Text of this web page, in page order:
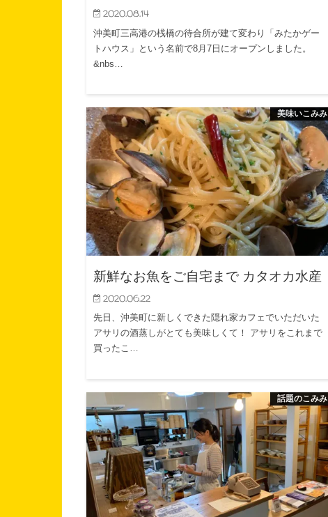
2020.08.14
沖美町三高港の桟橋の待合所が建て変わり「みたかゲー
トハウス」という名前で8月7日にオープンしました。
&nbs…
美味いこみみ
新鮮なお魚をご自宅まで カタオカ水産
2020.06.22
先日、沖美町に新しくできた隠れ家カフェでいただいた
アサリの酒蒸しがとても美味しくて！ アサリをこれまで
買ったこ…
話題のこみみ